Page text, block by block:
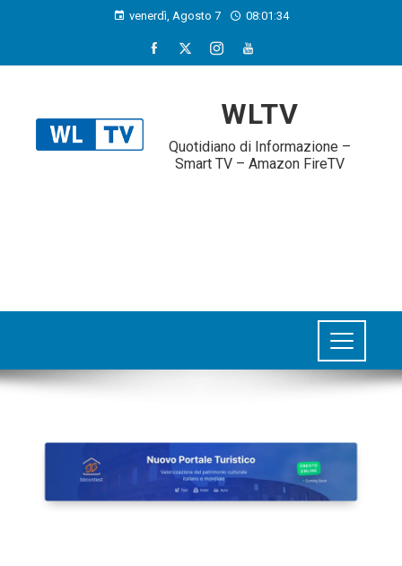
venerdì, Agosto 7 08:01:35
WLTV
Quotidiano di Informazione –
Smart TV – Amazon FireTV